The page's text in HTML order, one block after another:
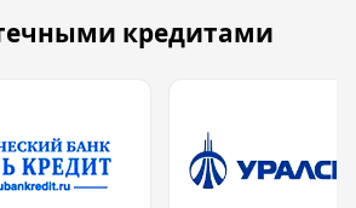
кредитами